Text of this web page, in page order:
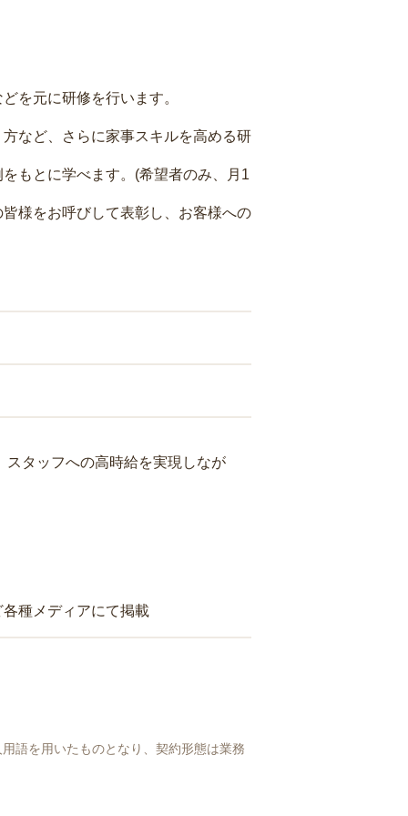
を元に研修を行います。
など、さらに家事スキルを高める研
もとに学べます。(希望者のみ、月1
様をお呼びして表彰し、お客様への
タッフへの高時給を実現しなが
種メディアにて掲載
語を用いたものとなり、契約形態は業務